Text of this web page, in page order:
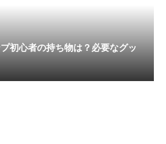
初心者の持ち物は？必要なグッ